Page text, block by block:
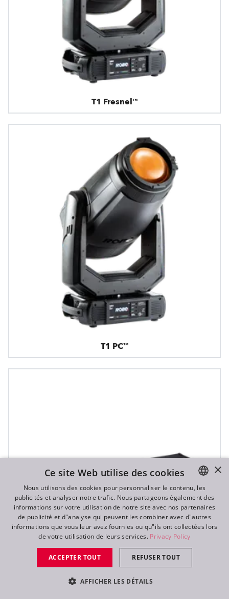
T1 Fresnel™
T1 PC™
ENGLISH
DE
RU
×
Ce site Web utilise des cookies
Nous utilisons des cookies pour personnaliser le contenu, les
publicités et analyser notre trafic. Nous partageons également des
informations sur votre utilisation de notre site avec nos partenaires
de publicité et d"analyse qui peuvent les combiner avec d"autres
informations que vous leur avez fournies ou qu"ils ont collectées lors
de votre utilisation de leurs services. Privacy Policy
ACCEPTER TOUT REFUSER TOUT
AFFICHER LES DÉTAILS